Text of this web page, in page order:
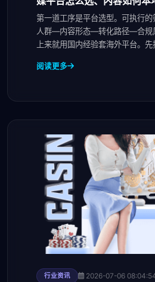
划
第一道工序是平台选型。可执行的
人群—内容形态—转化路径—合规
上来就用国内经验套海外平台。
阅读更多
行业资讯 2026-07-06